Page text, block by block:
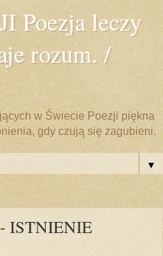
Poezja leczy
rozum. /
w Świecie Poezji piękna
gdy czują się zagubieni.
▼
ISTNIENIE